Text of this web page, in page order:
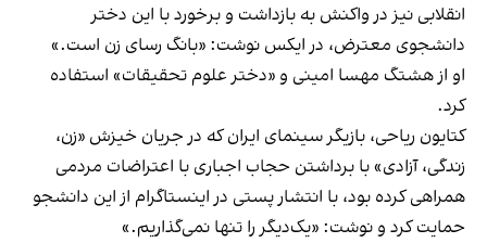
انقلابی نیز در واکنش به بازداشت و برخورد با این دختر
دانشجوی معترض، در ایکس نوشت: «بانگ رسای زن است.»
او از هشتگ مهسا امینی و «دختر علوم تحقیقات» استفاده
کرد.
کتایون ریاحی، بازیگر سینمای ایران که در جریان خیزش «زن،
زندگی، آزادی» با برداشتن حجاب اجباری با اعتراضات مردمی
همراهی کرده بود، با انتشار پستی در اینستاگرام از این دانشجو
حمایت کرد و نوشت: «یک‌دیگر را تنها نمی‌گذاریم.»